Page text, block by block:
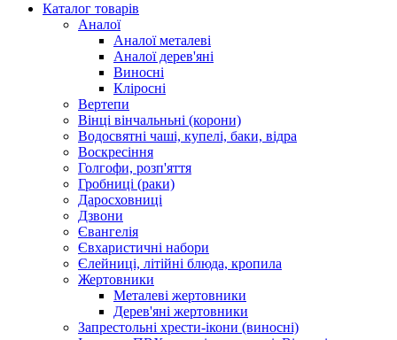
Каталог товарів
Аналої
Аналої металеві
Аналої дерев'яні
Виносні
Кліросні
Вертепи
Вінці вінчальньні (корони)
Водосвятні чаші, купелі, баки, відра
Воскресіння
Голгофи, розп'яття
Гробниці (раки)
Даросховниці
Дзвони
Євангелія
Євхаристичні набори
Єлейниці, літійні блюда, кропила
Жертовники
Металеві жертовники
Дерев'яні жертовники
Запрестольні хрести-ікони (виносні)